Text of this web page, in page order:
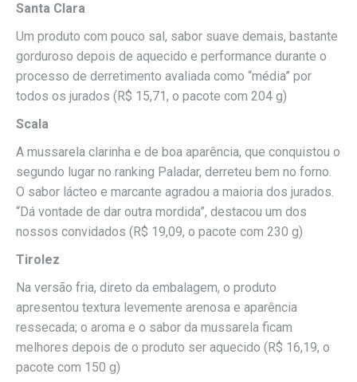
Santa Clara
Um produto com pouco sal, sabor suave demais, bastante
gorduroso depois de aquecido e performance durante o
processo de derretimento avaliada como “média” por
todos os jurados (R$ 15,71, o pacote com 204 g)
Scala
A mussarela clarinha e de boa aparência, que conquistou o
segundo lugar no ranking Paladar, derreteu bem no forno.
O sabor lácteo e marcante agradou a maioria dos jurados.
“Dá vontade de dar outra mordida”, destacou um dos
nossos convidados (R$ 19,09, o pacote com 230 g)
Tirolez
Na versão fria, direto da embalagem, o produto
apresentou textura levemente arenosa e aparência
ressecada; o aroma e o sabor da mussarela ficam
melhores depois de o produto ser aquecido (R$ 16,19, o
pacote com 150 g)